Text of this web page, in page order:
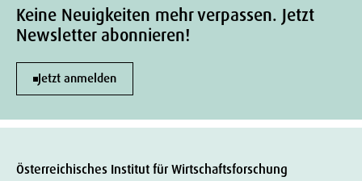
Keine Neuigkeiten mehr verpassen. Jetzt
Newsletter abonnieren!
Jetzt anmelden
Österreichisches Institut für Wirtschaftsforschung